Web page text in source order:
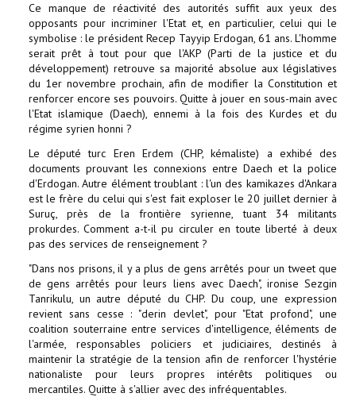
Ce manque de réactivité des autorités suffit aux yeux des
opposants pour incriminer l'Etat et, en particulier, celui qui le
symbolise : le président Recep Tayyip Erdogan, 61 ans. L'homme
serait prêt à tout pour que l'AKP (Parti de la justice et du
développement) retrouve sa majorité absolue aux législatives
du 1er novembre prochain, afin de modifier la Constitution et
renforcer encore ses pouvoirs. Quitte à jouer en sous-main avec
l'Etat islamique (Daech), ennemi à la fois des Kurdes et du
régime syrien honni ?
Le député turc Eren Erdem (CHP, kémaliste) a exhibé des
documents prouvant les connexions entre Daech et la police
d'Erdogan. Autre élément troublant : l'un des kamikazes d'Ankara
est le frère du celui qui s'est fait exploser le 20 juillet dernier à
Suruç, près de la frontière syrienne, tuant 34 militants
prokurdes. Comment a-t-il pu circuler en toute liberté à deux
pas des services de renseignement ?
"Dans nos prisons, il y a plus de gens arrêtés pour un tweet que
de gens arrêtés pour leurs liens avec Daech", ironise Sezgin
Tanrikulu, un autre député du CHP. Du coup, une expression
revient sans cesse : "derin devlet", pour "Etat profond", une
coalition souterraine entre services d'intelligence, éléments de
l'armée, responsables policiers et judiciaires, destinés à
maintenir la stratégie de la tension afin de renforcer l'hystérie
nationaliste pour leurs propres intérêts politiques ou
mercantiles. Quitte à s'allier avec des infréquentables.